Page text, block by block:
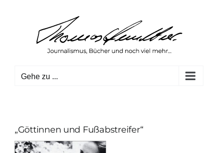
springen
Gehe zu ...
„Göttinnen und Fußabstreifer“